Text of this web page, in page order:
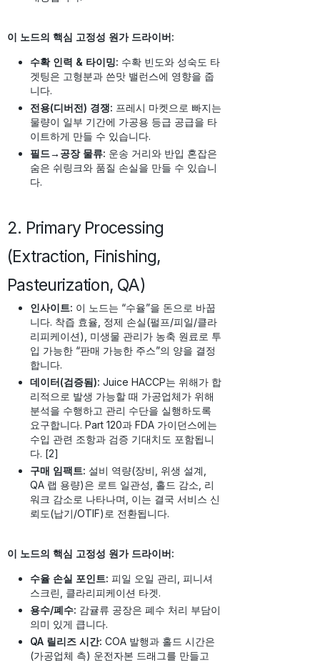
이 노드의 핵심 고정성 원가 드라이버:
수확 인력 & 타이밍: 수확 빈도와 성숙도 타
겟팅은 고형분과 쓴맛 밸런스에 영향을 줍
니다.
전용(디버전) 경쟁: 프레시 마켓으로 빠지는
물량이 일부 기간에 가공용 등급 공급을 타
이트하게 만들 수 있습니다.
필드→공장 물류: 운송 거리와 반입 혼잡은
숨은 쉬링크와 품질 손실을 만들 수 있습니
다.
2. Primary Processing
(Extraction, Finishing,
Pasteurization, QA)
인사이트: 이 노드는 “수율”을 돈으로 바꿉
니다. 착즙 효율, 정제 손실(펄프/피일/클라
리피케이션), 미생물 관리가 농축 원료로 투
입 가능한 “판매 가능한 주스”의 양을 결정
합니다.
데이터(검증됨): Juice HACCP는 위해가 합
리적으로 발생 가능할 때 가공업체가 위해
분석을 수행하고 관리 수단을 실행하도록
요구합니다. Part 120과 FDA 가이던스에는
수입 관련 조항과 검증 기대치도 포함됩니
다. [2]
구매 임팩트: 설비 역량(장비, 위생 설계,
QA 랩 용량)은 로트 일관성, 홀드 감소, 리
워크 감소로 나타나며, 이는 결국 서비스 신
뢰도(납기/OTIF)로 전환됩니다.
이 노드의 핵심 고정성 원가 드라이버:
수율 손실 포인트: 피일 오일 관리, 피니셔
스크린, 클라리피케이션 타겟.
용수/폐수: 감귤류 공장은 폐수 처리 부담이
의미 있게 큽니다.
QA 릴리즈 시간: COA 발행과 홀드 시간은
(가공업체 측) 운전자본 드래그를 만들고